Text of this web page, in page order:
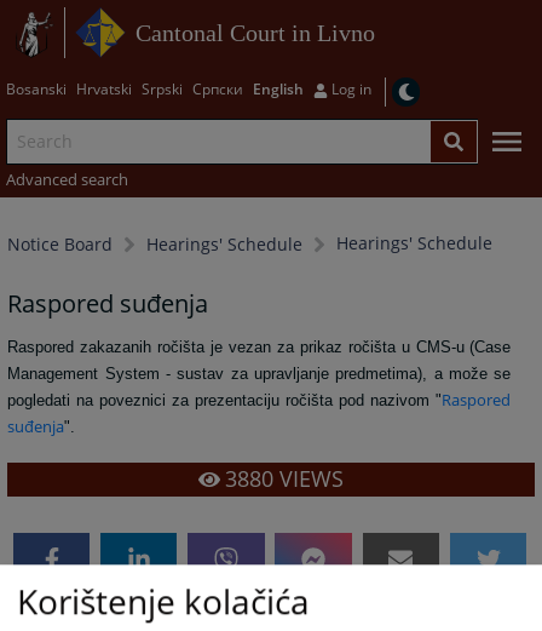
Cantonal Court in Livno
Bosanski Hrvatski Srpski Српски English Log in
Advanced search
Notice Board Hearings' Schedule Hearings' Schedule
Raspored suđenja
Raspored zakazanih ročišta je vezan za prikaz ročišta u CMS-u (Case
Management System - sustav za upravljanje predmetima), a može se
pogledati na poveznici za prezentaciju ročišta pod nazivom "Raspored
suđenja".
3880 VIEWS
Korištenje kolačića